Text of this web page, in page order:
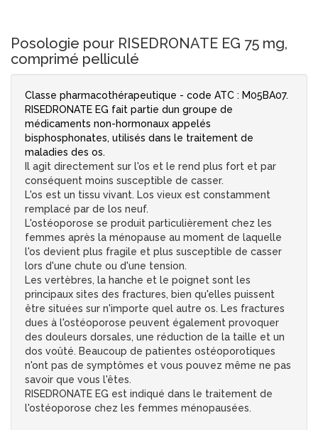
Posologie pour RISEDRONATE EG 75 mg,
comprimé pelliculé
Classe pharmacothérapeutique - code ATC : M05BA07.
RISEDRONATE EG fait partie dun groupe de
médicaments non-hormonaux appelés
bisphosphonates, utilisés dans le traitement de
maladies des os.
Il agit directement sur l'os et le rend plus fort et par
conséquent moins susceptible de casser.
L'os est un tissu vivant. Los vieux est constamment
remplacé par de los neuf.
L'ostéoporose se produit particulièrement chez les
femmes après la ménopause au moment de laquelle
l'os devient plus fragile et plus susceptible de casser
lors d'une chute ou d'une tension.
Les vertèbres, la hanche et le poignet sont les
principaux sites des fractures, bien qu'elles puissent
être situées sur n'importe quel autre os. Les fractures
dues à l'ostéoporose peuvent également provoquer
des douleurs dorsales, une réduction de la taille et un
dos voûté. Beaucoup de patientes ostéoporotiques
n'ont pas de symptômes et vous pouvez même ne pas
savoir que vous l'êtes.
RISEDRONATE EG est indiqué dans le traitement de
l'ostéoporose chez les femmes ménopausées.